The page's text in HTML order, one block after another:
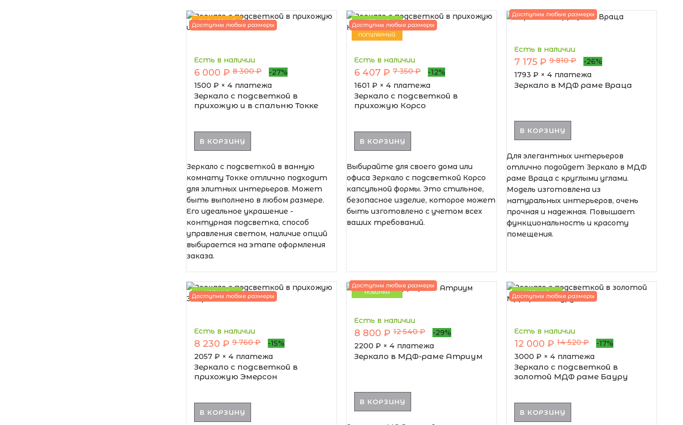
ПОПУЛЯРНЫЙ
Доступны любые размеры
Есть в наличии
6 000 ₽ 8 300 ₽
-27%
1500 ₽ × 4 платежа
Зеркало с подсветкой в
прихожую и в спальню Токке
В КОРЗИНУ
Зеркало с подсветкой в ванную
комнату Токке отлично подходит
для элитных интерьеров. Может
быть выполнено в любом размере.
Его идеальное украшение -
контурная подсветка, способ
управления светом, наличие опций
выбирается на этапе оформления
заказа.
НОВИНКА
ПОПУЛЯРНЫЙ
Доступны любые размеры
Есть в наличии
6 407 ₽ 7 350 ₽
-12%
1601 ₽ × 4 платежа
Зеркало с подсветкой в
прихожую Корсо
В КОРЗИНУ
Выбирайте для своего дома или
офиса Зеркало с подсветкой Корсо
капсульной формы. Это стильное,
безопасное изделие, которое может
быть изготовлено с учетом всех
ваших требований.
Доступны любые размеры
Есть в наличии
7 175 ₽ 9 810 ₽
-26%
1793 ₽ × 4 платежа
Зеркало в МДФ раме Враца
В КОРЗИНУ
Для элегантных интерьеров
отлично подойдет Зеркало в МДФ
раме Враца с круглыми углами.
Модель изготовлена из
натуральных интерьеров, очень
прочная и надежная. Повышает
функциональность и красоту
помещения.
НОВИНКА
Доступны любые размеры
Есть в наличии
8 230 ₽ 9 760 ₽
-15%
2057 ₽ × 4 платежа
Зеркало с подсветкой в
прихожую Эмерсон
В КОРЗИНУ
НОВИНКА
Доступны любые размеры
Есть в наличии
8 800 ₽ 12 540 ₽
-29%
2200 ₽ × 4 платежа
Зеркало в МДФ-раме Атриум
В КОРЗИНУ
НОВИНКА
Доступны любые размеры
Есть в наличии
12 000 ₽ 14 520 ₽
-17%
3000 ₽ × 4 платежа
Зеркало с подсветкой в
золотой МДФ раме Бауру
В КОРЗИНУ